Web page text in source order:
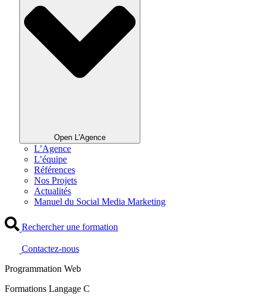
Open L'Agence
L’Agence
L’équipe
Références
Nos Projets
Actualités
Manuel du Social Media Marketing
Rechercher une formation
Contactez-nous
Programmation Web
Formations Langage C